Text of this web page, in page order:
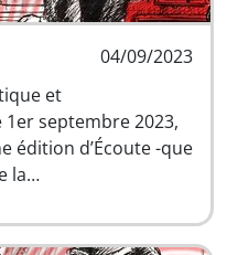
04/09/2023
et
septembre 2023,
édition d’Écoute -que
la…